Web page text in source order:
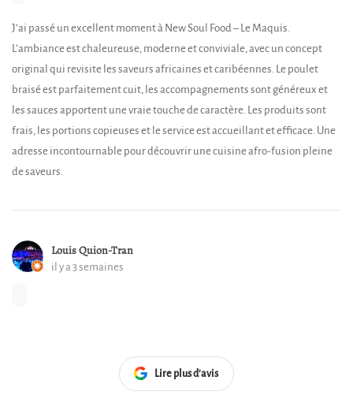
J’ai passé un excellent moment à New Soul Food – Le Maquis.
L’ambiance est chaleureuse, moderne et conviviale, avec un concept
original qui revisite les saveurs africaines et caribéennes. Le poulet
braisé est parfaitement cuit, les accompagnements sont généreux et
les sauces apportent une vraie touche de caractère. Les produits sont
frais, les portions copieuses et le service est accueillant et efficace. Une
adresse incontournable pour découvrir une cuisine afro-fusion pleine
de saveurs.
Louis Quion-Tran
il y a 3 semaines
Lire plus d'avis